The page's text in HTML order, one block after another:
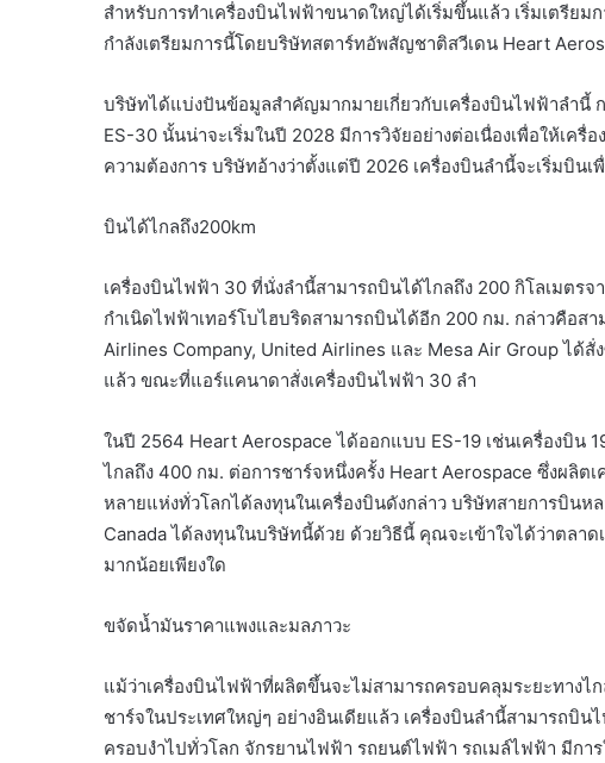
สำหรับการทำเครื่องบินไฟฟ้าขนาดใหญ่ได้เริ่มขึ้นแล้ว เริ่มเตรีย
กำลังเตรียมการนี้โดยบริษัทสตาร์ทอัพสัญชาติสวีเดน Heart
บริษัทได้แบ่งปันข้อมูลสำคัญมากมายเกี่ยวกับเครื่องบินไฟฟ้าลำนี้
ES-30 นั้นน่าจะเริ่มในปี 2028 มีการวิจัยอย่างต่อเนื่องเพื่อให้เค
ความต้องการ บริษัทอ้างว่าตั้งแต่ปี 2026 เครื่องบินลำนี้จะเริ่มบินเ
บินได้ไกลถึง200km
เครื่องบินไฟฟ้า 30 ที่นั่งลำนี้สามารถบินได้ไกลถึง 200 กิโลเมตร
กำเนิดไฟฟ้าเทอร์โบไฮบริดสามารถบินได้อีก 200 กม. กล่าวคือส
Airlines Company, United Airlines และ Mesa Air Group ได้
แล้ว ขณะที่แอร์แคนาดาสั่งเครื่องบินไฟฟ้า 30 ลำ
ในปี 2564 Heart Aerospace ได้ออกแบบ ES-19 เช่นเครื่องบิน
ไกลถึง 400 กม. ต่อการชาร์จหนึ่งครั้ง Heart Aerospace ซึ่งผลิ
หลายแห่งทั่วโลกได้ลงทุนในเครื่องบินดังกล่าว บริษัทสายการบินห
Canada ได้ลงทุนในบริษัทนี้ด้วย ด้วยวิธีนี้ คุณจะเข้าใจได้ว่าตลา
มากน้อยเพียงใด
ขจัดน้ำมันราคาแพงและมลภาวะ
แม้ว่าเครื่องบินไฟฟ้าที่ผลิตขึ้นจะไม่สามารถครอบคลุมระยะทางไ
ชาร์จในประเทศใหญ่ๆ อย่างอินเดียแล้ว เครื่องบินลำนี้สามารถบิ
ครอบงำไปทั่วโลก จักรยานไฟฟ้า รถยนต์ไฟฟ้า รถเมล์ไฟฟ้า มีกา